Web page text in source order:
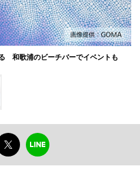
和歌浦のビーチバーでイベントも